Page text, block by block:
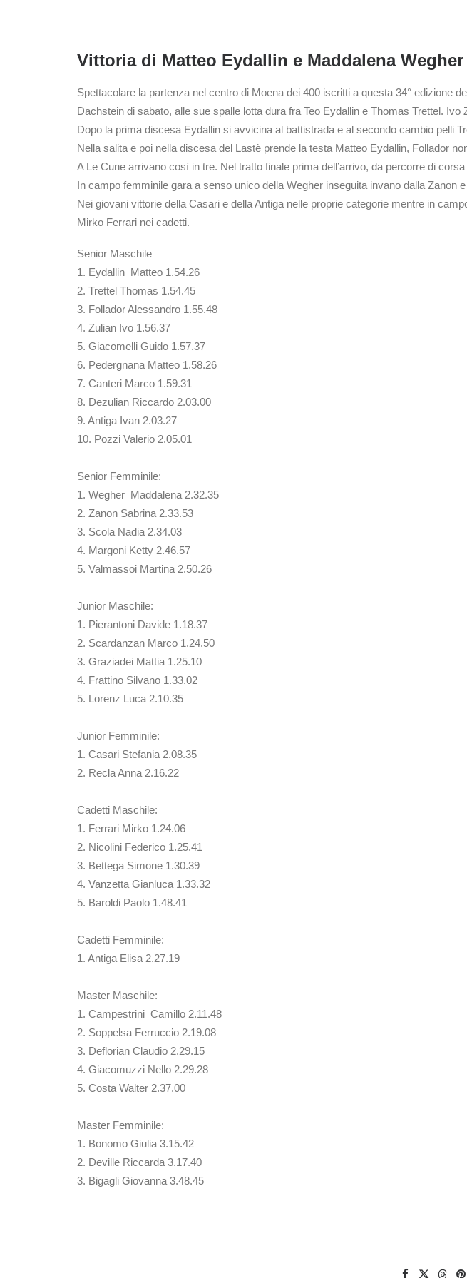
Vittoria di Matteo Eydallin e Maddalena Wegher
Spettacolare la partenza nel centro di Moena dei 400 iscritti a questa 34° edizione
Dachstein di sabato, alle sue spalle lotta dura fra Teo Eydallin e Thomas Trettel.
Dopo la prima discesa Eydallin si avvicina al battistrada e al secondo cambio pelli
Nella salita e poi nella discesa del Lastè prende la testa Matteo Eydallin, Follador
A Le Cune arrivano così in tre. Nel tratto finale prima dell’arrivo, da percorre di
In campo femminile gara a senso unico della Wegher inseguita invano dalla Zanon
Nei giovani vittorie della Casari e della Antiga nelle proprie categorie mentre in
Mirko Ferrari nei cadetti.
Senior Maschile
1. Eydallin Matteo 1.54.26
2. Trettel Thomas 1.54.45
3. Follador Alessandro 1.55.48
4. Zulian Ivo 1.56.37
5. Giacomelli Guido 1.57.37
6. Pedergnana Matteo 1.58.26
7. Canteri Marco 1.59.31
8. Dezulian Riccardo 2.03.00
9. Antiga Ivan 2.03.27
10. Pozzi Valerio 2.05.01
Senior Femminile:
1. Wegher Maddalena 2.32.35
2. Zanon Sabrina 2.33.53
3. Scola Nadia 2.34.03
4. Margoni Ketty 2.46.57
5. Valmassoi Martina 2.50.26
Junior Maschile:
1. Pierantoni Davide 1.18.37
2. Scardanzan Marco 1.24.50
3. Graziadei Mattia 1.25.10
4. Frattino Silvano 1.33.02
5. Lorenz Luca 2.10.35
Junior Femminile:
1. Casari Stefania 2.08.35
2. Recla Anna 2.16.22
Cadetti Maschile:
1. Ferrari Mirko 1.24.06
2. Nicolini Federico 1.25.41
3. Bettega Simone 1.30.39
4. Vanzetta Gianluca 1.33.32
5. Baroldi Paolo 1.48.41
Cadetti Femminile:
1. Antiga Elisa 2.27.19
Master Maschile:
1. Campestrini Camillo 2.11.48
2. Soppelsa Ferruccio 2.19.08
3. Deflorian Claudio 2.29.15
4. Giacomuzzi Nello 2.29.28
5. Costa Walter 2.37.00
Master Femminile:
1. Bonomo Giulia 3.15.42
2. Deville Riccarda 3.17.40
3. Bigagli Giovanna 3.48.45